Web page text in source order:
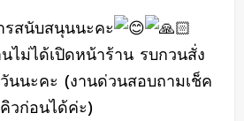
สนับสนุนนะคะ
ไม่ได้เปิดหน้าร้าน รบกวนสั่ง
นนะคะ (งานด่วนสอบถามเช็ค
คิวก่อนได้ค่ะ)